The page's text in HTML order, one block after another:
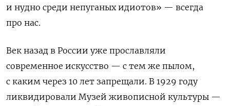
и нудно среди непуганых идиотов» — всегда
про нас.
Век назад в России уже прославляли
современное искусство — с тем же пылом,
с каким через 10 лет запрещали. В 1929 году
ликвидировали Музей живописной культуры —